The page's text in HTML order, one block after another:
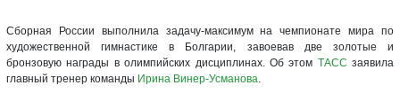
Сборная России выполнила задачу-максимум на чемпионате мира по
художественной гимнастике в Болгарии, завоевав две золотые и
бронзовую награды в олимпийских дисциплинах. Об этом ТАСС заявила
главный тренер команды Ирина Винер-Усманова.